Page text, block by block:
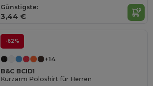
Günstigste:
3,44 €
-62%
+14
B&C BCID1
Kurzarm Poloshirt für Herren